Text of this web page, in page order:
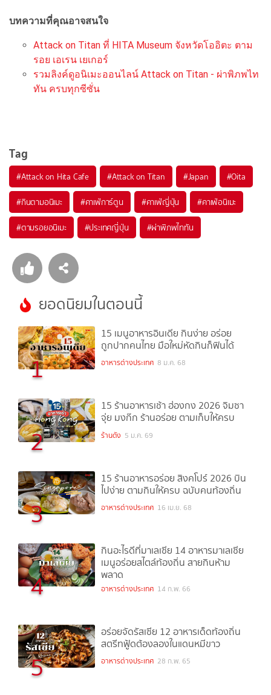
บทความที่คุณอาจสนใจ
Attack on Titan ที่ HITA Museum จังหวัดโออิตะ ตาม
รอย เอเรน เยเกอร์
รวมลิงค์ดูอนิเมะออนไลน์ Attack on Titan - ผ่าพิภพไท
ทัน ครบทุกซีซั่น
Tag
#Attack on Hita Cafe #Attack on Titan #Japan #Oita
#กินตามอนิเมะ #คาเฟ่การ์ตูน #คาเฟ่ญี่ปุ่น #คาเฟ่อนิเมะ
#ตามรอยอนิเมะ #ประเทศญี่ปุ่น #ผ่าพิภพไททัน
ยอดนิยมในตอนนี้
1
15 เมนูอาหารอินเดีย กินง่าย อร่อย
ถูกปากคนไทย มือใหม่หัดกินก็ฟินได้
อาหารต่างประเทศ 8 ม.ค. 68
2
15 ร้านอาหารเช้า ฮ่องกง 2026 จิมซา
จุ่ย มงก๊ก ร้านอร่อย ตามเก็บให้ครบ
ร้านดัง 5 ม.ค. 69
3
15 ร้านอาหารอร่อย สิงคโปร์ 2026 บิน
ไปง่าย ตามกินให้ครบ ฉบับคนท้องถิ่น
อาหารต่างประเทศ 16 เม.ย. 68
4
กินอะไรดีที่มาเลเซีย 14 อาหารมาเลเซีย
เมนูอร่อยสไตล์ท้องถิ่น สายกินห้าม
พลาด
อาหารต่างประเทศ 14 ก.พ. 66
5
อร่อยจัดรัสเซีย 12 อาหารเด็ดท้องถิ่น
สตรีทฟู้ดต้องลองในแดนหมีขาว
อาหารต่างประเทศ 28 ก.พ. 65